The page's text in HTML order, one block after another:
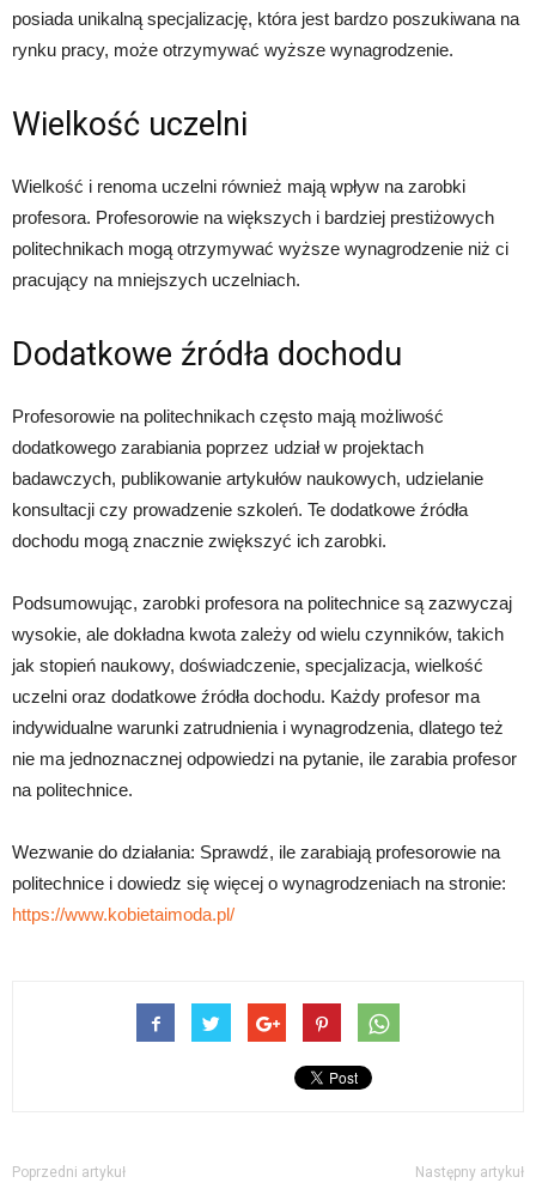
posiada unikalną specjalizację, która jest bardzo poszukiwana na
rynku pracy, może otrzymywać wyższe wynagrodzenie.
Wielkość uczelni
Wielkość i renoma uczelni również mają wpływ na zarobki
profesora. Profesorowie na większych i bardziej prestiżowych
politechnikach mogą otrzymywać wyższe wynagrodzenie niż ci
pracujący na mniejszych uczelniach.
Dodatkowe źródła dochodu
Profesorowie na politechnikach często mają możliwość
dodatkowego zarabiania poprzez udział w projektach
badawczych, publikowanie artykułów naukowych, udzielanie
konsultacji czy prowadzenie szkoleń. Te dodatkowe źródła
dochodu mogą znacznie zwiększyć ich zarobki.
Podsumowując, zarobki profesora na politechnice są zazwyczaj
wysokie, ale dokładna kwota zależy od wielu czynników, takich
jak stopień naukowy, doświadczenie, specjalizacja, wielkość
uczelni oraz dodatkowe źródła dochodu. Każdy profesor ma
indywidualne warunki zatrudnienia i wynagrodzenia, dlatego też
nie ma jednoznacznej odpowiedzi na pytanie, ile zarabia profesor
na politechnice.
Wezwanie do działania: Sprawdź, ile zarabiają profesorowie na
politechnice i dowiedz się więcej o wynagrodzeniach na stronie:
https://www.kobietaimoda.pl/
Poprzedni artykuł Następny artykuł